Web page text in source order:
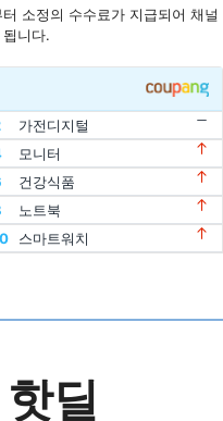
소정의 수수료가 지급되어 채널
니다.
가전디지털
디지털기기
가전디지털
디지털기기
모니터
oled
모니터
oled
건강식품
아이패드
건강식품
아이패드
노트북
맥북
노트북
스마트워치
플립
딜